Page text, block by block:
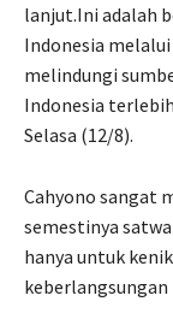
lanjut.Ini adalah
Indonesia
melindungi
Indonesia terlebih
Selasa (12/8).
Cahyono sangat
semestinya
hanya untuk
keberlangsungan